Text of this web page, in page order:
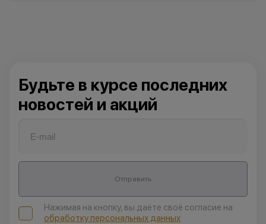
Будьте в курсе последних
новостей и акций
Отправить
Нажимая на кнопку, вы даёте своё согласие на
обработку персональных данных